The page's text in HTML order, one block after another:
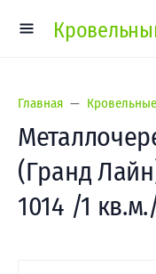
Главная
(Гранд
1014 /1